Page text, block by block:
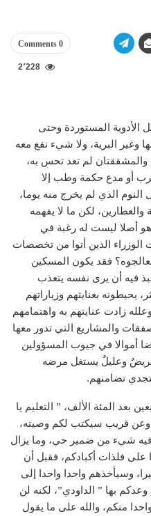
0 Comments
2٬228
الأدوية المستوردة وحتى
وغير البرية، ولا شيء نفع معه
والمشققتان لم تعد تحس به،
أو مدع حكمة وطب إلا
النوم الذي لم يخرج منه يوما،
والعطارين، لكن ما لا يفهمه
هو أصلا ليست له رغبة في
الوزراء الذين أتوا من تخصصات
فقد يكون المسكين
فيه أن يرى نفسه يتعذب
يحيطونه بعنايتهم وزياراتهم
زادت عنايتهم به واهتمامهم
والمشاريع التي تدور معها
أموالا في جيوب المسؤولين
مريضٌ وعليلٌ يستغل مرضه
تضامنهم.
بعد المئة الألف، ” التعليم يا
قريب سيكتب لكم وصيته،
فيه شيء من ضمير حي، وما يزال
على فلذات أكبادكم، فقبل أن
وسيأخذهم واحدا واحدا إلى
وعدكم بها ” الداودي”، لكنه لن
منكم، والله على ما يقول